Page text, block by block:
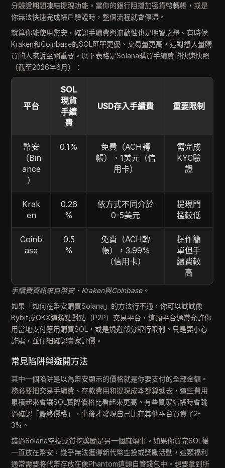
分驗證期間凍結提現功能。當你的銀行阻擋加密貨幣轉帳，或是
你無法快速完成帳戶驗證時，整個流程就會停滯。
就算你能使用幣安，確認手續費與流動性也是明智之舉。有時候
Kraken和Coinbase的SOL匯率更優、交易量更高，這對想大量購
買的人來說至關重要。以下表格是Solana購買手續費的快速快照
（截至2026年6月）：
平台
SOL
現貨
手續
費
USD存入手續費 重要限制
幣安
（Bin
ance
）
0.1%
免費（ACH轉
帳），1美元（信
用卡）
需完成
KYC驗
證
Krak
en
0.26
%
依方式不同介於
0-5美元
提現門
檻較低
Coinb
ase
0.5
%
免費（ACH轉
帳），3.99%
（信用卡）
操作簡
單但手
續費較
高
手續費資訊來自幣安、Kraken與Coinbase。
如果「如何在幣安購買Solana」的方法行不通，你可以試試像
Bybit或OKX這類點對點（P2P）交易平台，這類平台通常允許你
用當地支付應用購買SOL，或是規避部分銀行限制。只是要小心
詐騙，並仔細確認賣家評價。
常見陷阱與避開方法
其中一個陷阱是以為幣安顯示的價格就是你要支付的全部金額。
務必要把交易手續費、存款費用和提現成本都算進去，這些費用
累積起來會讓SOL實際價格比看起來更高。有些買家結帳時會跳
過確認「最終價格」，事後才發現自己比在其他平台買貴了2-
3%。
錯過Solana空投或質挖獎勵是另一個麻煩事。如果你買完SOL後
一直放在幣安，幾乎無法獲得新代幣空投或獎勵活動，這類福利
通常需要將代幣存放在像Phantom這類自管錢包中。想要拿到所